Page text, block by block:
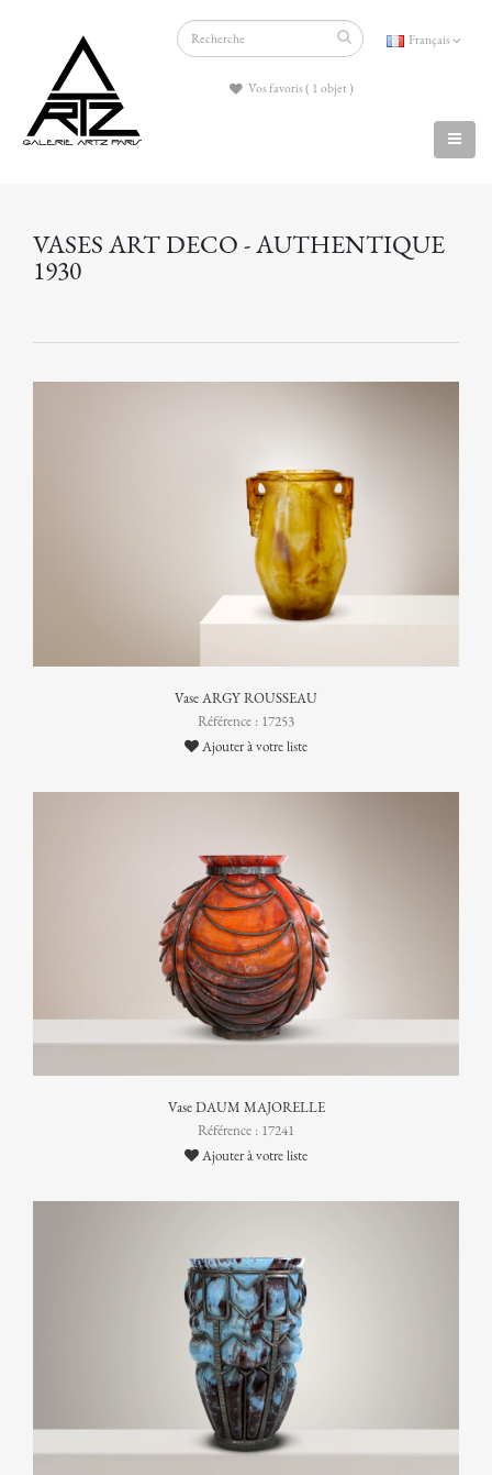
Français
Vos favoris ( 1 objet )
VASES ART DECO - AUTHENTIQUE
1930
Vase ARGY ROUSSEAU
Référence : 17253
Ajouter à votre liste
Vase DAUM MAJORELLE
Référence : 17241
Ajouter à votre liste